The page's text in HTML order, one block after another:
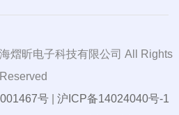
熠昕电子科技有限公司 All Rights
Reserved
号| 沪ICP备14024040号-1